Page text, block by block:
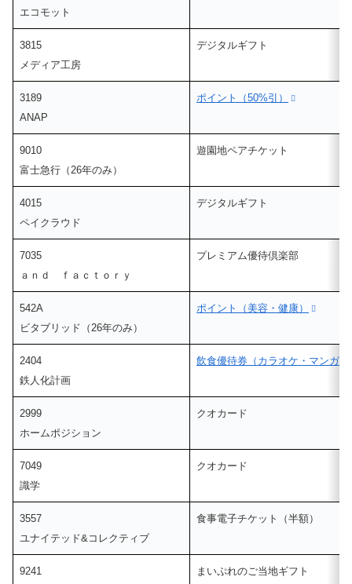
エコモット
3815
メディア工房
デジタルギフト
3189
ANAP
ポイント（50%引）
9010
富士急行（26年のみ）
遊園地ペアチケット
4015
ペイクラウド
デジタルギフト
7035
ａｎｄ ｆａｃｔｏｒｙ
プレミアム優待倶楽部
542A
ビタブリッド（26年のみ）
ポイント（美容・健康）
2404
鉄人化計画
飲食優待券（カラオケ・マンガ喫
2999
ホームポジション
クオカード
7049
識学
クオカード
3557
ユナイテッド&コレクティブ
食事電子チケット（半額）
9241 まいぷれのご当地ギフト